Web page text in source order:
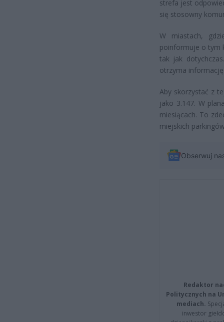
strefa jest
się stosowny
W miastach,
poinformuje o tym
tak jak
otrzyma
Aby skorzystać z
jako 3.147. W
miesiącach. To
miejskich
Obserwuj
Redaktor
Politycznych na
mediach.
inwestor